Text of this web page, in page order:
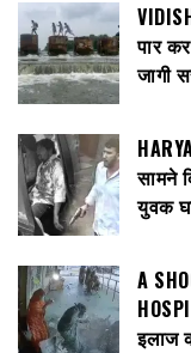
पार
जागी
सामने
युवक
A
इलाज